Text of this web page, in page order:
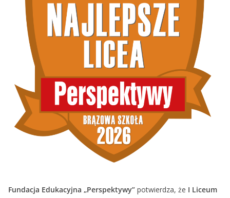
Fundacja Edukacyjna „Perspektywy” potwierdza, że I Liceum